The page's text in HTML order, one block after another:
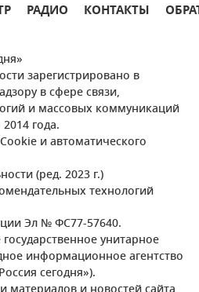
РАДИО КОНТАКТЫ
зарегистрировано в
в сфере связи,
и массовых коммуникаций
года.
и автоматического
(ред. 2023 г.)
технологий
Эл № ФС77-57640.
унитарное
информационное агентство
сегодня»).